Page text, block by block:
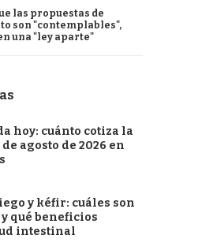
las propuestas de
son "contemplables",
una "ley aparte"
hoy: cuánto cotiza la
agosto de 2026 en
y kéfir: cuáles son
qué beneficios
intestinal